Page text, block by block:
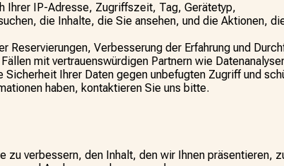
Ihrer IP-Adresse, Zugriffszeit, Tag, Gerätetyp,
die Inhalte, die Sie ansehen, und die Aktionen,
Verbesserung der Erfahrung und
mit vertrauenswürdigen Partnern wie
Ihrer Daten gegen unbefugten Zugriff und
haben, kontaktieren Sie uns bitte.
verbessern, den Inhalt, den wir Ihnen präsentieren,